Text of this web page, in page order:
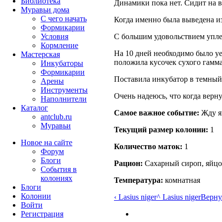
Динамики пока нет. Сидит на
Когда именно была выведена
С большим удовольствием
На 10 дней необходимо было
положила кусочек сухого
Поставила инкубатор в
Очень надеюсь, что когда
Самое важное событие: Жду
Текущий размер кoлонии: 1
Количество маток: 1
Рацион: Сахарный сироп,
Температура: комнатная
‹ Lasius niger^ Lasius niger
Муравьи дома
С чего начать
Формикарии
Условия
Кормление
Мастерская
Инкубаторы
Формикарии
Арены
Инструменты
Наполнители
Каталог
antclub.ru
Муравьи
Новое на сайте
Форум
Блоги
События в
колониях
Блоги
Колонии
Войти
Peгиcтpaция